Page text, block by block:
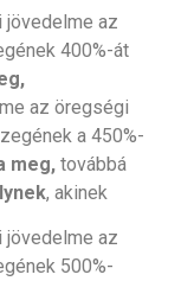
az
400%-át
az öregségi
a 450%-
meg, továbbá
, akinek
az
500%-